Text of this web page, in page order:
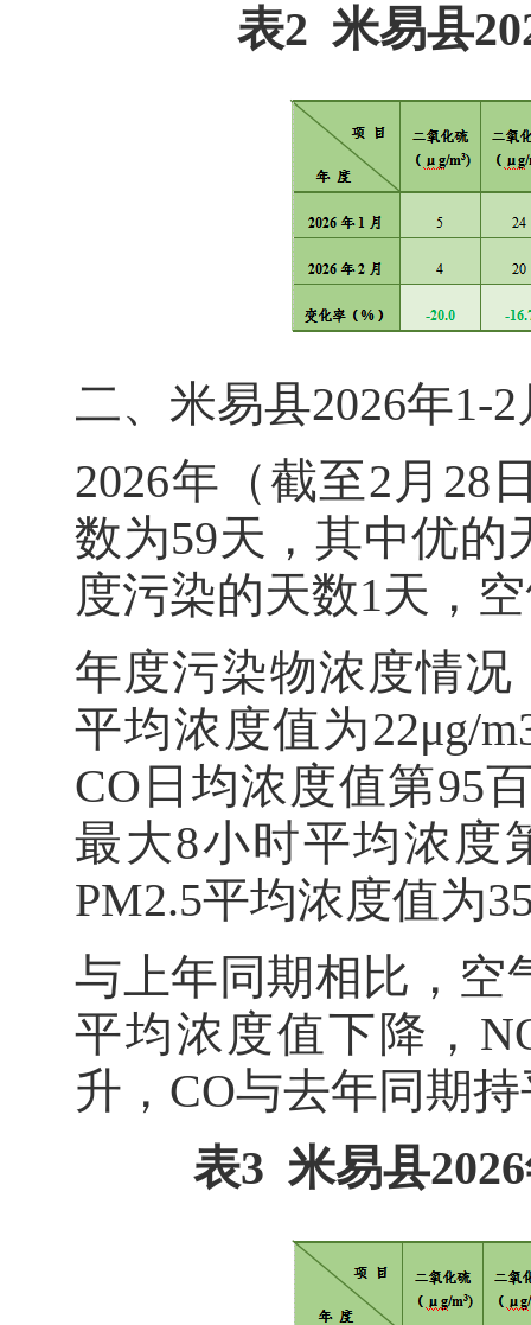
表2 米易县
二、米易县2026年1-
2026年（截至2月28
数为59天，其中优的
度污染的天数1天，
年度污染物浓度情况
平均浓度值为22μg/
CO日均浓度值第95
最大8小时平均浓度
PM2.5平均浓度值为
与上年同期相比，空
平均浓度值下降，
升，CO与去年同期
表3 米易县